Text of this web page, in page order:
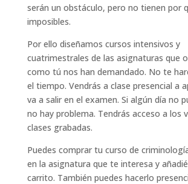
serán un obstáculo, pero no tienen por
imposibles.
Por ello diseñamos cursos intensivos y
cuatrimestrales de las asignaturas que
como tú nos han demandado. No te
el tiempo. Vendrás a clase presencial a
va a salir en el examen. Si algún día no
no hay problema. Tendrás acceso a los
clases grabadas.
Puedes comprar tu curso de
en la asignatura que te interesa y
carrito. También puedes hacerlo